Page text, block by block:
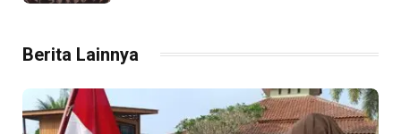
Berita Lainnya